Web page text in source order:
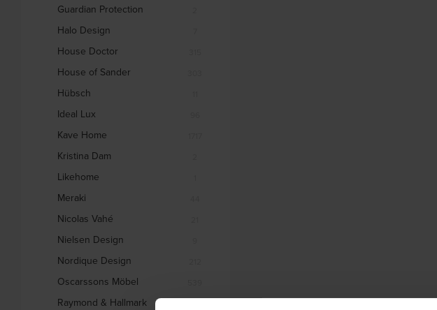
Guardian Protection
Halo Design
House Doctor
House of Sander
Hübsch
Ideal Lux
Kave Home
Kristina Dam
Likehome
Meraki
Nicolas Vahé
Nielsen Design
Nordique Design
Oscarssons Möbel
Raymond & Hallmark